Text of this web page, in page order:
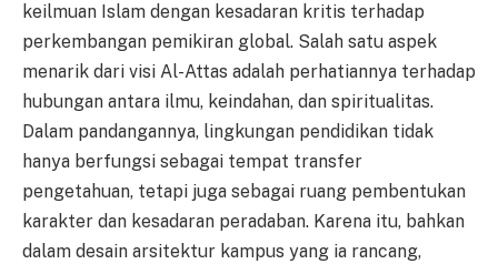
keilmuan Islam dengan kesadaran kritis terhadap
perkembangan pemikiran global. Salah satu aspek
menarik dari visi Al-Attas adalah perhatiannya terhadap
hubungan antara ilmu, keindahan, dan spiritualitas.
Dalam pandangannya, lingkungan pendidikan tidak
hanya berfungsi sebagai tempat transfer
pengetahuan, tetapi juga sebagai ruang pembentukan
karakter dan kesadaran peradaban. Karena itu, bahkan
dalam desain arsitektur kampus yang ia rancang,